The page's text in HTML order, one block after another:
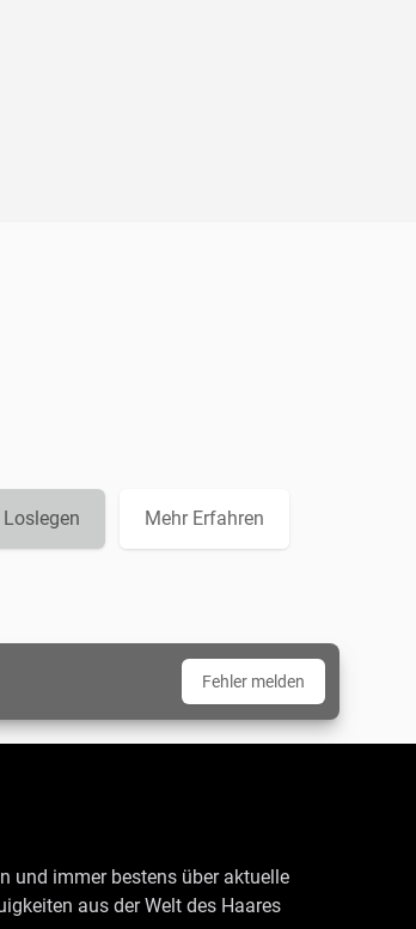
Loslegen Mehr Erfahren
Fehler melden
und immer bestens über aktuelle
aus der Welt des Haares